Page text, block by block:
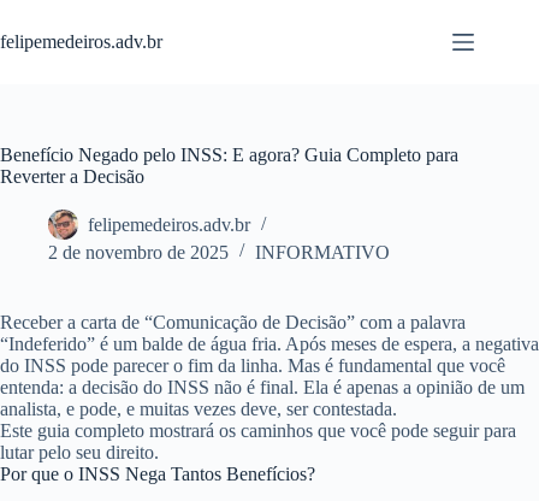
para
o
felipemedeiros.adv.br
Benefício Negado pelo INSS: E agora? Guia Completo para
Reverter a Decisão
felipemedeiros.adv.br
2 de novembro de 2025
INFORMATIVO
Receber a carta de “Comunicação de Decisão” com a palavra
“Indeferido” é um balde de água fria. Após meses de espera, a negativa
do INSS pode parecer o fim da linha. Mas é fundamental que você
entenda: a decisão do INSS não é final. Ela é apenas a opinião de um
analista, e pode, e muitas vezes deve, ser contestada.
Este guia completo mostrará os caminhos que você pode seguir para
lutar pelo seu direito.
Por que o INSS Nega Tantos Benefícios?